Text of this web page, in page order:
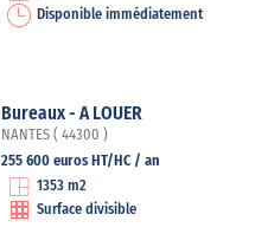
Disponible immédiatement
Bureaux - A LOUER
NANTES ( 44300 )
255 600 euros HT/HC / an
1353 m2
Surface divisible